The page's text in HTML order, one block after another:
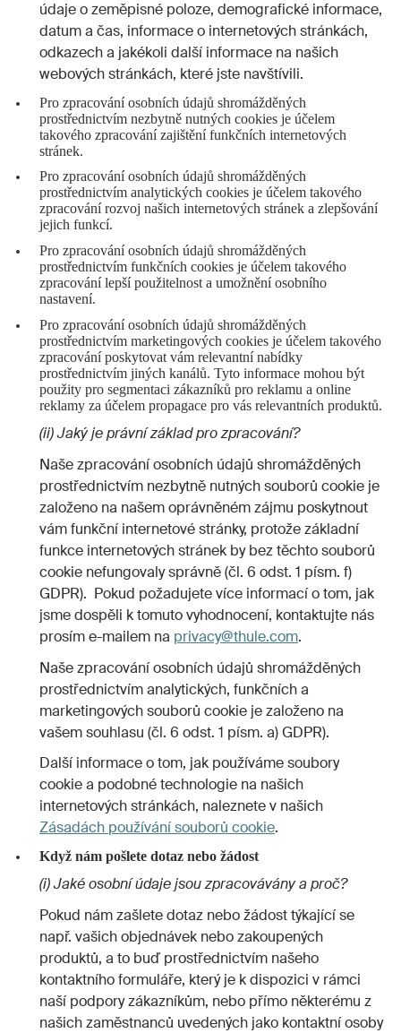
údaje o zeměpisné poloze, demografické informace,
datum a čas, informace o internetových stránkách,
odkazech a jakékoli další informace na našich
webových stránkách, které jste navštívili.
Pro zpracování osobních údajů shromážděných
prostřednictvím nezbytně nutných cookies je účelem
takového zpracování zajištění funkčních internetových
stránek.
Pro zpracování osobních údajů shromážděných
prostřednictvím analytických cookies je účelem takového
zpracování rozvoj našich internetových stránek a zlepšování
jejich funkcí.
Pro zpracování osobních údajů shromážděných
prostřednictvím funkčních cookies je účelem takového
zpracování lepší použitelnost a umožnění osobního
nastavení.
Pro zpracování osobních údajů shromážděných
prostřednictvím marketingových cookies je účelem takového
zpracování poskytovat vám relevantní nabídky
prostřednictvím jiných kanálů. Tyto informace mohou být
použity pro segmentaci zákazníků pro reklamu a online
reklamy za účelem propagace pro vás relevantních produktů.
(ii) Jaký je právní základ pro zpracování?
Naše zpracování osobních údajů shromážděných
prostřednictvím nezbytně nutných souborů cookie je
založeno na našem oprávněném zájmu poskytnout
vám funkční internetové stránky, protože základní
funkce internetových stránek by bez těchto souborů
cookie nefungovaly správně (čl. 6 odst. 1 písm. f)
GDPR). Pokud požadujete více informací o tom, jak
jsme dospěli k tomuto vyhodnocení, kontaktujte nás
prosím e-mailem na privacy@thule.com.
Naše zpracování osobních údajů shromážděných
prostřednictvím analytických, funkčních a
marketingových souborů cookie je založeno na
vašem souhlasu (čl. 6 odst. 1 písm. a) GDPR).
Další informace o tom, jak používáme soubory
cookie a podobné technologie na našich
internetových stránkách, naleznete v našich
Zásadách používání souborů cookie.
Když nám pošlete dotaz nebo žádost
(i) Jaké osobní údaje jsou zpracovávány a proč?
Pokud nám zašlete dotaz nebo žádost týkající se
např. vašich objednávek nebo zakoupených
produktů, a to buď prostřednictvím našeho
kontaktního formuláře, který je k dispozici v rámci
naší podpory zákazníkům, nebo přímo některému z
našich zaměstnanců uvedených jako kontaktní osoby